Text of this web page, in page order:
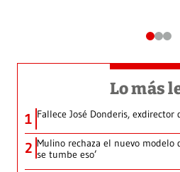
Lo más
1 Fallece José Donderis, exdirector
2 Mulino rechaza el nuevo modelo
se tumbe eso’